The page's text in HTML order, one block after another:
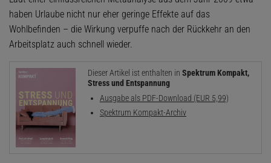
haben Urlaube nicht nur eher geringe Effekte auf das
Wohlbefinden – die Wirkung verpuffe nach der Rückkehr an den
Arbeitsplatz auch schnell wieder.
Dieser Artikel ist enthalten in Spektrum Kompakt,
Stress und Entspannung
Ausgabe als PDF-Download (EUR 5,99)
Spektrum Kompakt-Archiv